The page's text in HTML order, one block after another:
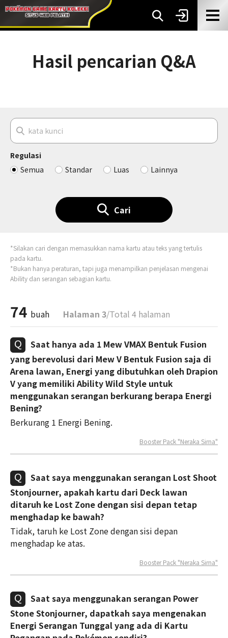
Hasil pencarian Q&A
Regulasi
Semua
Standar Luas Lainnya
Cari
*Silakan cari dengan memasukkan nama kartu atau teks yang tertulis
pada kartu.
*Bukan hanya peraturan, tapi juga menampilkan penjelasan mengenai
Ability dan serangan sebagian kartu.
74 buah Halaman 3/Total 4 halaman
Saat hanya ada 1 Mew VMAX Bentuk Fusion
yang berevolusi dari Mew V Bentuk Fusion saja di
Arena lawan, Energi yang dibutuhkan oleh Drapion
V yang memiliki Ability Wild Style untuk
menggunakan serangan berkurang berapa Energi
Bening?
Berkurang 1 Energi Bening.
Booster Pack "Neraka Sirna"
Saat saya menggunakan serangan Lost Shoot
Stonjourner, apakah kartu dari Deck lawan
ditaruh ke Lost Zone dengan sisi depan tetap
menghadap ke bawah?
Tidak, taruh ke Lost Zone dengan sisi depan
menghadap ke atas.
Booster Pack "Neraka Sirna"
Saat saya menggunakan serangan Power
Stone Stonjourner, dapatkah saya mengenakan
Energi Serangan Tunggal yang ada di Kartu